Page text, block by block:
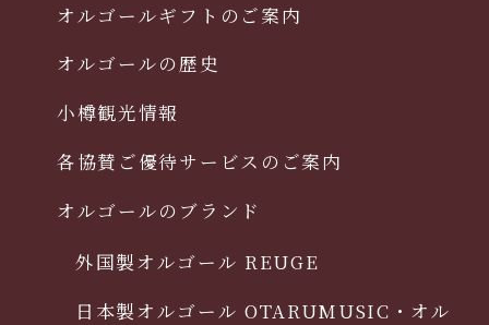
オルゴールギフトのご案内
オルゴールの歴史
小樽観光情報
各協賛ご優待サービスのご案内
オルゴールのブランド
外国製オルゴール REUGE
日本製オルゴール OTARUMUSIC・オル